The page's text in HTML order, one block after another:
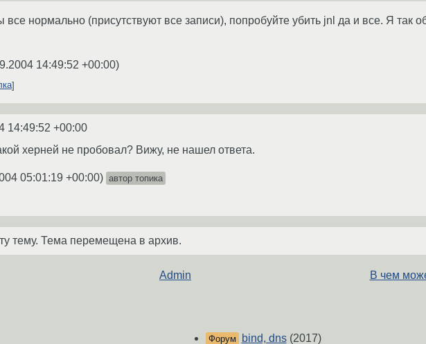
нормально (присутствуют все записи), попробуйте убить jnl да и все. Я так
14:49:52 +00:00)
14:49:52 +00:00
херней не пробовал? Вижу, не нашел ответа.
05:01:19 +00:00) автор топика
тему. Тема перемещена в архив.
Admin В чем
Форум bind, dns(2017)